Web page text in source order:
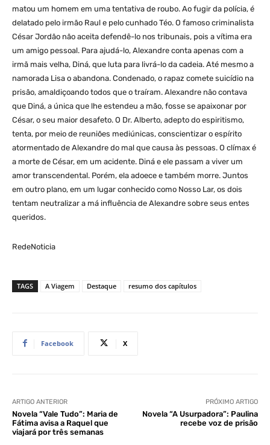
matou um homem em uma tentativa de roubo. Ao fugir da polícia, é
delatado pelo irmão Raul e pelo cunhado Téo. O famoso criminalista
César Jordão não aceita defendê-lo nos tribunais, pois a vítima era
um amigo pessoal. Para ajudá-lo, Alexandre conta apenas com a
irmã mais velha, Diná, que luta para livrá-lo da cadeia. Até mesmo a
namorada Lisa o abandona. Condenado, o rapaz comete suicídio na
prisão, amaldiçoando todos que o traíram. Alexandre não contava
que Diná, a única que lhe estendeu a mão, fosse se apaixonar por
César, o seu maior desafeto. O Dr. Alberto, adepto do espiritismo,
tenta, por meio de reuniões mediúnicas, conscientizar o espírito
atormentado de Alexandre do mal que causa às pessoas. O clímax é
a morte de César, em um acidente. Diná e ele passam a viver um
amor transcendental. Porém, ela adoece e também morre. Juntos
em outro plano, em um lugar conhecido como Nosso Lar, os dois
tentam neutralizar a má influência de Alexandre sobre seus entes
queridos.
RedeNoticia
TAGS A Viagem Destaque resumo dos capítulos
Facebook X
ARTIGO ANTERIOR
Novela “Vale Tudo”: Maria de
Fátima avisa a Raquel que
viajará por três semanas
PRÓXIMO ARTIGO
Novela “A Usurpadora”: Paulina
recebe voz de prisão